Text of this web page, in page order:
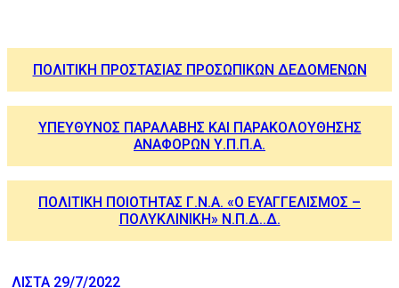
ΠΟΛΙΤΙΚΗ ΠΡΟΣΤΑΣΙΑΣ ΠΡΟΣΩΠΙΚΩΝ ΔΕΔΟΜΕΝΩΝ
ΥΠΕΥΘΥΝΟΣ ΠΑΡΑΛΑΒΗΣ ΚΑΙ ΠΑΡΑΚΟΛΟΥΘΗΣΗΣ
ΑΝΑΦΟΡΩΝ Υ.Π.Π.Α.
ΠΟΛΙΤΙΚΗ ΠΟΙΟΤΗΤΑΣ Γ.Ν.Α. «Ο ΕΥΑΓΓΕΛΙΣΜΟΣ –
ΠΟΛΥΚΛΙΝΙΚΗ» Ν.Π.Δ..Δ.
ΛΙΣΤΑ 29/7/2022